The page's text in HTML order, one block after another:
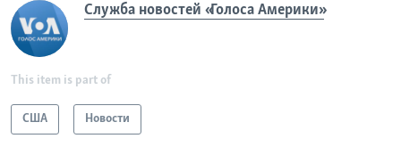
Служба новостей «Голоса Америки»
This item is part of
США Новости